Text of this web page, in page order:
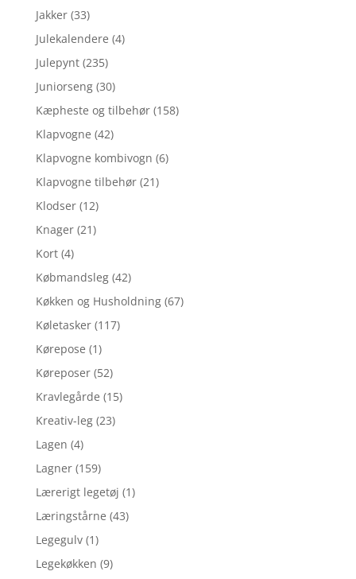
Jakker (33)
Julekalendere (4)
Julepynt (235)
Juniorseng (30)
Kæpheste og tilbehør (158)
Klapvogne (42)
Klapvogne kombivogn (6)
Klapvogne tilbehør (21)
Klodser (12)
Knager (21)
Kort (4)
Købmandsleg (42)
Køkken og Husholdning (67)
Køletasker (117)
Kørepose (1)
Køreposer (52)
Kravlegårde (15)
Kreativ-leg (23)
Lagen (4)
Lagner (159)
Lærerigt legetøj (1)
Læringstårne (43)
Legegulv (1)
Legekøkken (9)